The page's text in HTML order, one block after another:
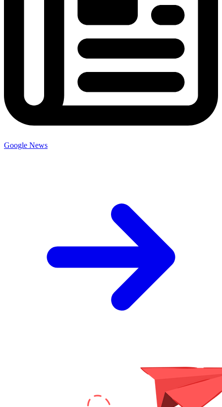
Google News